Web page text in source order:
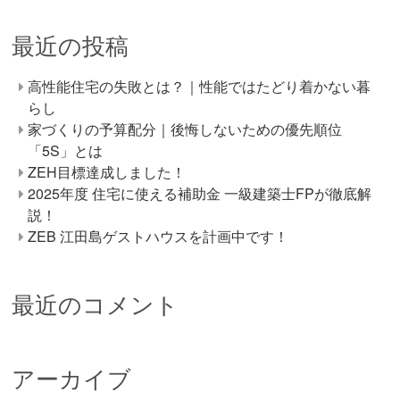
最近の投稿
高性能住宅の失敗とは？｜性能ではたどり着かない暮
らし
家づくりの予算配分｜後悔しないための優先順位
「5S」とは
ZEH目標達成しました！
2025年度 住宅に使える補助金 一級建築士FPが徹底解
説！
ZEB 江田島ゲストハウスを計画中です！
最近のコメント
アーカイブ